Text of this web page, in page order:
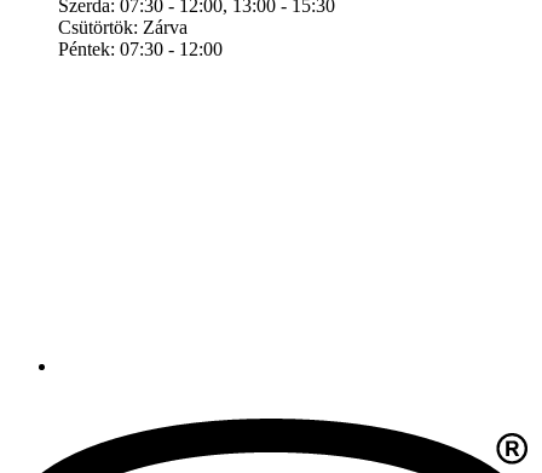
Szerda: 07:30 - 12:00, 13:00 - 15:30
Csütörtök: Zárva
Péntek: 07:30 - 12:00